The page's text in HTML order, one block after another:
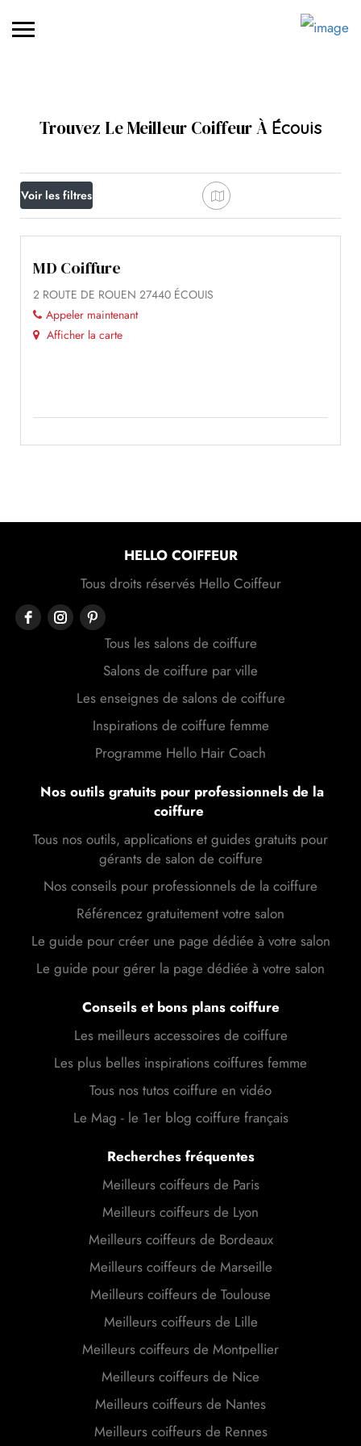
Trouvez Le Meilleur Coiffeur À Écouis
Voir les filtres
MD Coiffure
2 ROUTE DE ROUEN 27440 ÉCOUIS
Appeler maintenant
Afficher la carte
HELLO COIFFEUR
Tous droits réservés Hello Coiffeur
Tous les salons de coiffure
Salons de coiffure par ville
Les enseignes de salons de coiffure
Inspirations de coiffure femme
Programme Hello Hair Coach
Nos outils gratuits pour professionnels de la
coiffure
Tous nos outils, applications et guides gratuits pour
gérants de salon de coiffure
Nos conseils pour professionnels de la coiffure
Référencez gratuitement votre salon
Le guide pour créer une page dédiée à votre salon
Le guide pour gérer la page dédiée à votre salon
Conseils et bons plans coiffure
Les meilleurs accessoires de coiffure
Les plus belles inspirations coiffures femme
Tous nos tutos coiffure en vidéo
Le Mag - le 1er blog coiffure français
Recherches fréquentes
Meilleurs coiffeurs de Paris
Meilleurs coiffeurs de Lyon
Meilleurs coiffeurs de Bordeaux
Meilleurs coiffeurs de Marseille
Meilleurs coiffeurs de Toulouse
Meilleurs coiffeurs de Lille
Meilleurs coiffeurs de Montpellier
Meilleurs coiffeurs de Nice
Meilleurs coiffeurs de Nantes
Meilleurs coiffeurs de Rennes